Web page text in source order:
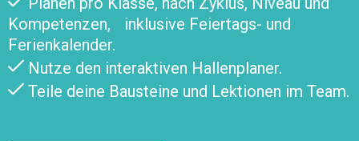
Kompetenzen, inklusive Feiertags- und
Ferienkalender.
Nutze den interaktiven Hallenplaner.
Teile deine Bausteine und Lektionen im Team.